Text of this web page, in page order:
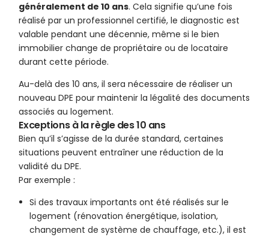
généralement de 10 ans. Cela signifie qu’une fois
réalisé par un professionnel certifié, le diagnostic est
valable pendant une décennie, même si le bien
immobilier change de propriétaire ou de locataire
durant cette période.
Au-delà des 10 ans, il sera nécessaire de réaliser un
nouveau DPE pour maintenir la légalité des documents
associés au logement.
Exceptions à la règle des 10 ans
Bien qu’il s’agisse de la durée standard, certaines
situations peuvent entraîner une réduction de la
validité du DPE.
Par exemple :
Si des travaux importants ont été réalisés sur le
logement (rénovation énergétique, isolation,
changement de système de chauffage, etc.), il est